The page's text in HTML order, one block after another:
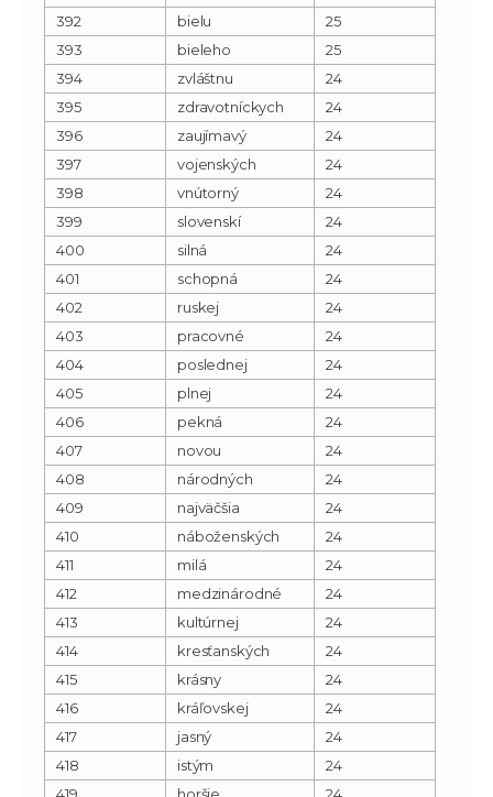
392
bielu
25
393
bieleho
25
394
zvláštnu
24
395
zdravotníckych
24
396
zaujímavý
24
397
vojenských
24
398
vnútorný
24
399
slovenskí
24
400
silná
24
401
schopná
24
402
ruskej
24
403
pracovné
24
404
poslednej
24
405
plnej
24
406
pekná
24
407
novou
24
408
národných
24
409
najväčšia
24
410
náboženských
24
411
milá
24
412
medzinárodné
24
413
kultúrnej
24
414
kresťanských
24
415
krásny
24
416
kráľovskej
24
417
jasný
24
418
istým
24
419
horšie 24